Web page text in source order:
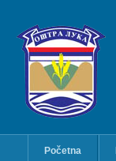
Početna